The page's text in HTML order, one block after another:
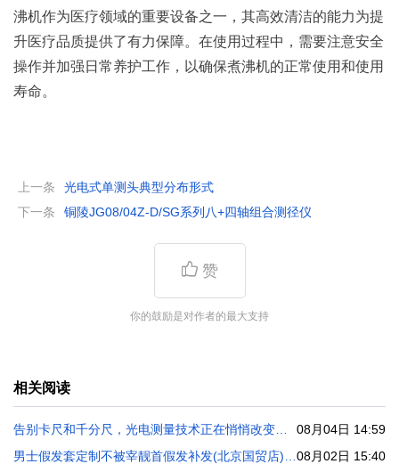
沸机作为医疗领域的重要设备之一，其高效清洁的能力为提
升医疗品质提供了有力保障。在使用过程中，需要注意安全
操作并加强日常养护工作，以确保煮沸机的正常使用和使用
寿命。
上一条
光电式单测头典型分布形式
下一条
铜陵JG08/04Z-D/SG系列八+四轴组合测径仪
赞
你的鼓励是对作者的最大支持
相关阅读
08月04日 14:59
08月02日 15:40